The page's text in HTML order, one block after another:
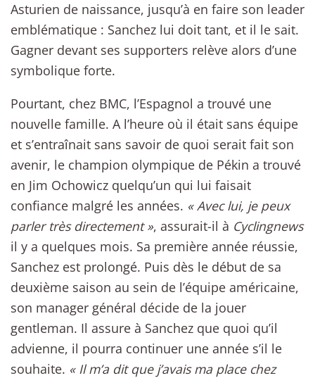
Asturien de naissance, jusqu’à en faire son leader
emblématique : Sanchez lui doit tant, et il le sait.
Gagner devant ses supporters relève alors d’une
symbolique forte.
Pourtant, chez BMC, l’Espagnol a trouvé une
nouvelle famille. A l’heure où il était sans équipe
et s’entraînait sans savoir de quoi serait fait son
avenir, le champion olympique de Pékin a trouvé
en Jim Ochowicz quelqu’un qui lui faisait
confiance malgré les années. « Avec lui, je peux
parler très directement », assurait-il à Cyclingnews
il y a quelques mois. Sa première année réussie,
Sanchez est prolongé. Puis dès le début de sa
deuxième saison au sein de l’équipe américaine,
son manager général décide de la jouer
gentleman. Il assure à Sanchez que quoi qu’il
advienne, il pourra continuer une année s’il le
souhaite. « Il m’a dit que j’avais ma place chez